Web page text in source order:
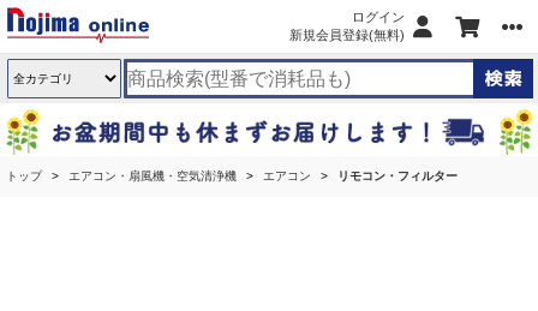
ログイン
新規会員登録(無料)
トップ エアコン・扇風機・空気清浄機 エアコン リモコン・フィルター